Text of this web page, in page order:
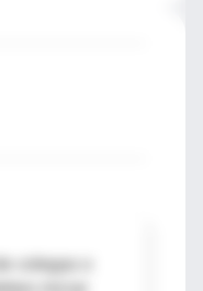
colegas o